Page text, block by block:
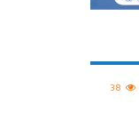
38